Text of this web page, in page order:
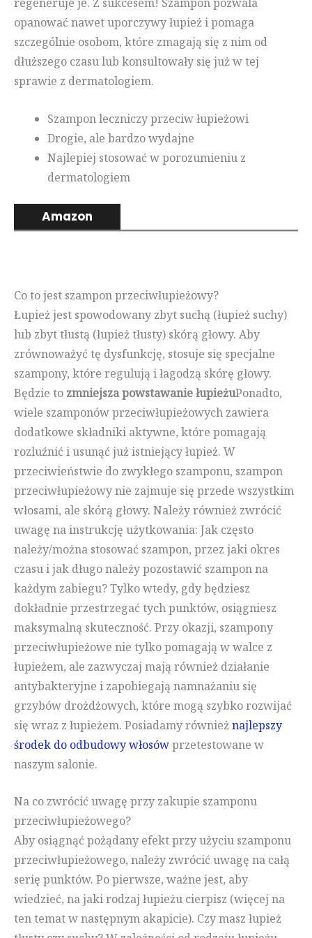
opanować nawet uporczywy łupież i pomaga
szczególnie osobom, które zmagają się z nim od
dłuższego czasu lub konsultowały się już w tej
sprawie z dermatologiem.
Szampon leczniczy przeciw łupieżowi
Drogie, ale bardzo wydajne
Najlepiej stosować w porozumieniu z
dermatologiem
Amazon
Co to jest szampon przeciwłupieżowy?
Łupież jest spowodowany zbyt suchą (łupież suchy)
lub zbyt tłustą (łupież tłusty) skórą głowy. Aby
zrównoważyć tę dysfunkcję, stosuje się specjalne
szampony, które regulują i łagodzą skórę głowy.
Będzie to zmniejsza powstawanie łupieżuPonadto,
wiele szamponów przeciwłupieżowych zawiera
dodatkowe składniki aktywne, które pomagają
rozluźnić i usunąć już istniejący łupież. W
przeciwieństwie do zwykłego szamponu, szampon
przeciwłupieżowy nie zajmuje się przede wszystkim
włosami, ale skórą głowy. Należy również zwrócić
uwagę na instrukcję użytkowania: Jak często
należy/można stosować szampon, przez jaki okres
czasu i jak długo należy pozostawić szampon na
każdym zabiegu? Tylko wtedy, gdy będziesz
dokładnie przestrzegać tych punktów, osiągniesz
maksymalną skuteczność. Przy okazji, szampony
przeciwłupieżowe nie tylko pomagają w walce z
łupieżem, ale zazwyczaj mają również działanie
antybakteryjne i zapobiegają namnażaniu się
grzybów drożdżowych, które mogą szybko rozwijać
się wraz z łupieżem. Posiadamy równieżnajlepszy
środek do odbudowy włosówprzetestowane w
naszym salonie.
Na co zwrócić uwagę przy zakupie szamponu
przeciwłupieżowego?
Aby osiągnąć pożądany efekt przy użyciu szamponu
przeciwłupieżowego, należy zwrócić uwagę na całą
serię punktów. Po pierwsze, ważne jest, aby
wiedzieć, na jaki rodzaj łupieżu cierpisz (więcej na
ten temat w następnym akapicie). Czy masz łupież